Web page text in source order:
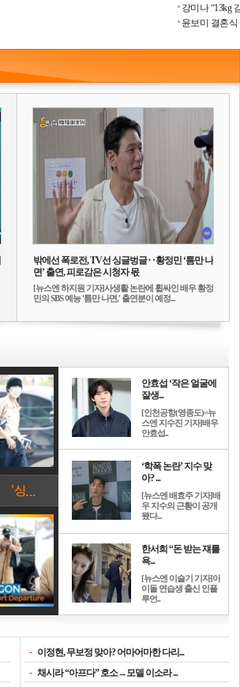
강미나 “13kg
윤보미 결혼식
밖에선 폭로전, TV선 싱글벙글‥황정민 ‘틈만 나
면’ 출연, 피로감은 시청자 몫
[뉴스엔 하지원 기자]사생활 논란에 휩싸인 배우 황정
민의 SBS 예능 '틈만 나면,' 출연분이 예정...
안효섭 ‘작은 얼굴에
잘생...
[인천공항(영종도)=뉴
스엔 지수진 기자]배우
안효섭..
‘학폭 논란’ 지수 맞
아? ...
[뉴스엔 배효주 기자]배
우 지수의 근황이 공개
됐다...
한서희 “돈 받는 쟤를
욕...
[뉴스엔 이슬기 기자]아
이돌 연습생 출신 인플
루언..
- 이정현, 무보정 맞아? 어마어마한 다리...
- 채시라 “아프다” 호소→모델 이소라 ...